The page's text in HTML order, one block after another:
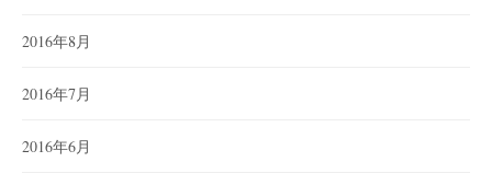
2016年8月
2016年7月
2016年6月